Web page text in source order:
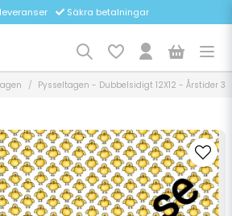
Säkra betalningar
Pysseltagen - Dubbelsidigt 12X12 - Årstider 3